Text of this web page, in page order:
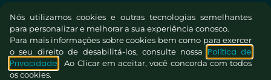
Nós utilizamos cookies e outras tecnologias semelhantes
para personalizar e melhorar a sua experiência conosco.
Para mais informações sobre cookies bem como para exercer
o seu direito de desabilitá-los, consulte nossa Política de
Privacidade . Ao Clicar em aceitar, você concorda com todos
os cookies.